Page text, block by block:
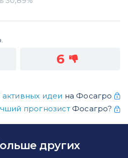
6
активных идеи на Фосагро
прогнозистФосагро?
других